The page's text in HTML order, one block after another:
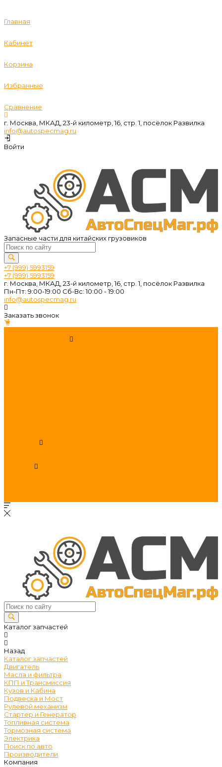
Главная
Кабинет
Корзина
Избранные
Сравнение
г. Москва, МКАД, 23-й километр, 16, стр. 1, посёлок Развилка
info@autospecmag.ru
Войти
Запасные части для китайских грузовиков
+7 (999) 5993159
+7 (999) 5993159
г. Москва, МКАД, 23-й километр, 16, стр. 1, посёлок Развилка
Пн-Пт: 9:00-19:00 Cб-Вс: 10:00 - 19:00
info@autospecmag.ru
Заказать звонок
Каталог запчастей
Назад
Каталог запчастей
Двигатель
Масла и фильтра
КПП и Трансмиссия
Кузов и Кабина
Подвеска и Мост
Рулевой механизм
Стартер и Генератор
Топливная система
Тормозная система
Электрика
Поиск по авто
Производители
Компания